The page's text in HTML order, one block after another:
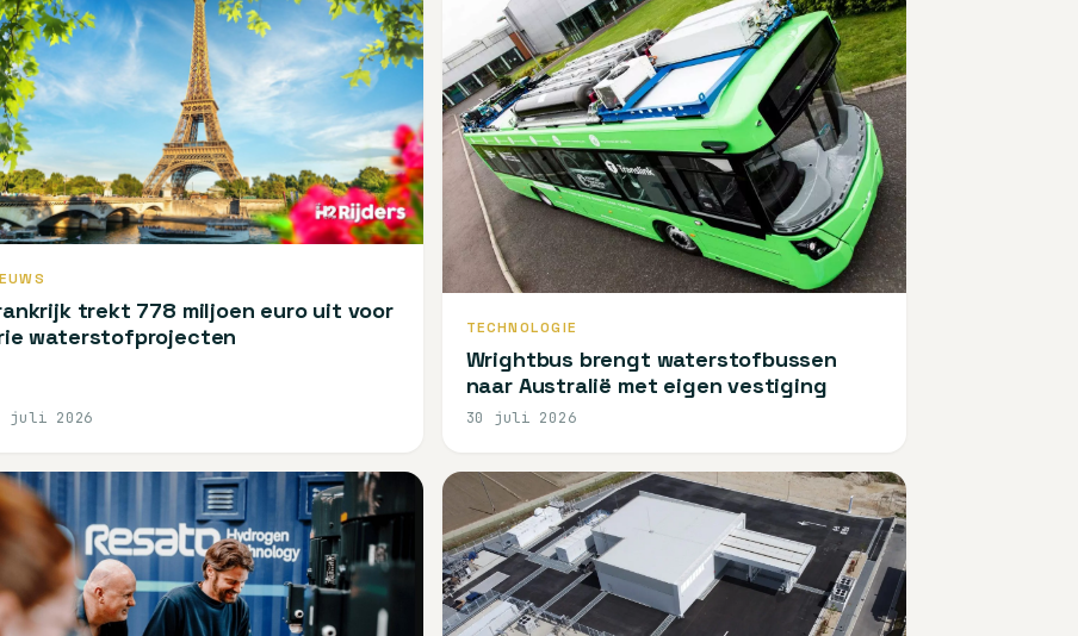
trekt 778 miljoen euro uit voor
waterstofprojecten
juli 2026
TECHNOLOGIE
Wrightbus brengt waterstofbussen
naar Australië met eigen vestiging
30 juli 2026